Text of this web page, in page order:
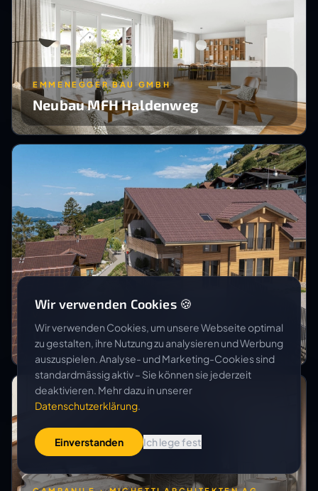
EMMENEGGER BAU GMBH
Neubau MFH Haldenweg
Überbauung Alpenblick
Wir verwenden Cookies 🍪
Wir verwenden Cookies, um unsere Webseite optimal
zu gestalten, ihre Nutzung zu analysieren und Werbung
auszuspielen. Analyse- und Marketing-Cookies sind
standardmässig aktiv – Sie können sie jederzeit
deaktivieren. Mehr dazu in unserer
Datenschutzerklärung.
Einverstanden Ich lege fest